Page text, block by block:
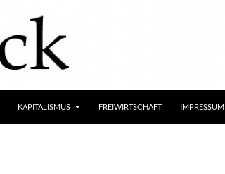
KAPITALISMUS FREIWIRTSCHAFT IMPRESSUM